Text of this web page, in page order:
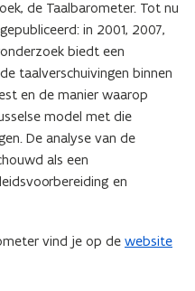
de Taalbarometer. Tot nu
in 2001, 2007,
biedt een
taalverschuivingen binnen
en de manier waarop
model met die
De analyse van de
als een
en
vind je op de website
(